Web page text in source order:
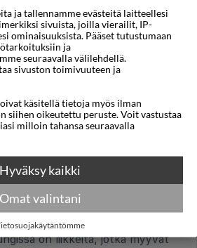
mukana pienostoja ja
on helposti
ravintoloissa vai
St. Antonissa, vaikka
sisältyä hintaan. Hyvästä
usein pientä tippiä. Suuntaa-
5-10 % loppusummasta.
usein suoraan tarjoilijalle.
ovat?
St. Antonissa ovat
on liikkeitä, jotka myyvät
ja tallennamme evästeitä laitteellesi
sivuista, joilla vierailit, IP-
ominaisuuksista. Pääset tutustumaan
ja
seuraavalla välilehdellä.
sivuston toimivuuteen ja
käsitellä tietoja myös ilman
siihen oikeutettu peruste. Voit vastustaa
milloin tahansa seuraavalla
Hyväksy kaikki
Omat valintani